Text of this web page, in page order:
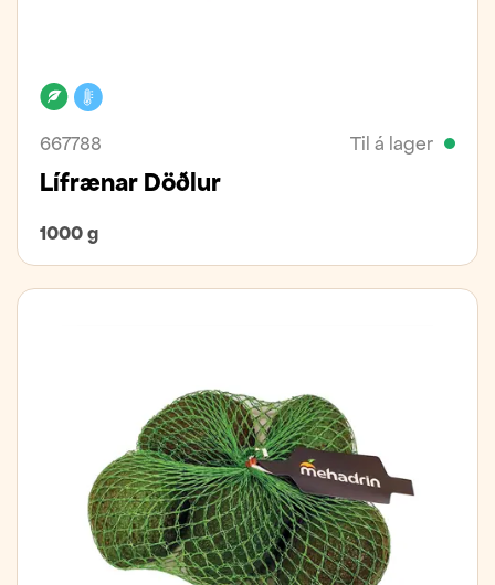
Lífrænt
667788 Til á lager
Lífrænar Döðlur
1000 g